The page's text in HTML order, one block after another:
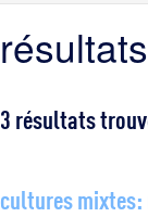
3 résultats
cultures